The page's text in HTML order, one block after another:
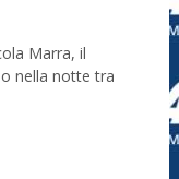
Marra, il
nella notte tra